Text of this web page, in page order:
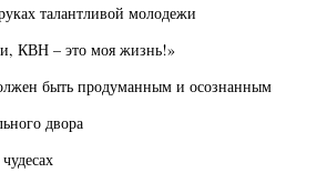
талантливой молодежи
КВН – это моя жизнь!»
быть продуманным и осознанным
двора